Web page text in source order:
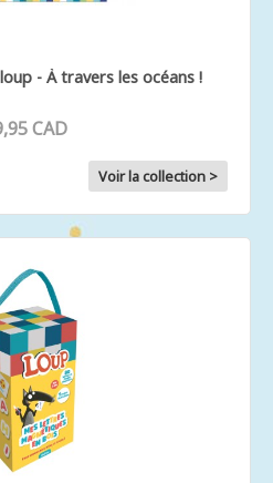
- À travers les océans !
CAD
Voir la collection >